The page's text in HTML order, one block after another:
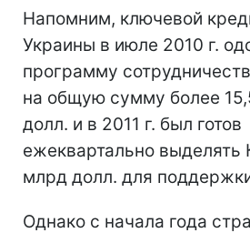
Напомним, ключевой
Украины в июле 2010 г.
программу
на общую сумму более
долл. и в 2011 г. был готов
ежеквартально выделять
млрд долл. для
Однако с начала года